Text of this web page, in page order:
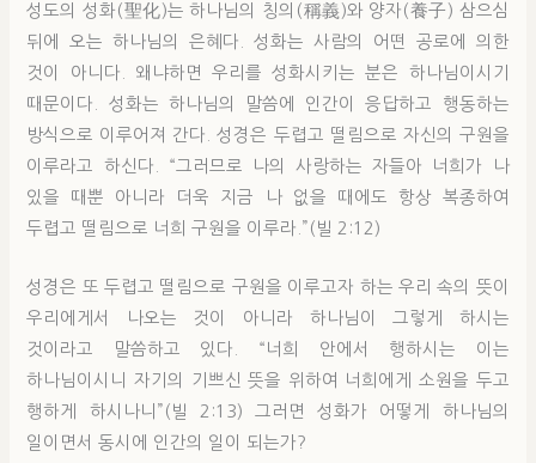
성도의 성화(聖化)는 하나님의 칭의(稱義)와 양자(養子) 삼으심
뒤에 오는 하나님의 은혜다. 성화는 사람의 어떤 공로에 의한
것이 아니다. 왜냐하면 우리를 성화시키는 분은 하나님이시기
때문이다. 성화는 하나님의 말씀에 인간이 응답하고 행동하는
방식으로 이루어져 간다. 성경은 두렵고 떨림으로 자신의 구원을
이루라고 하신다. “그러므로 나의 사랑하는 자들아 너희가 나
있을 때뿐 아니라 더욱 지금 나 없을 때에도 항상 복종하여
두렵고 떨림으로 너희 구원을 이루라.”(빌 2:12)
성경은 또 두렵고 떨림으로 구원을 이루고자 하는 우리 속의 뜻이
우리에게서 나오는 것이 아니라 하나님이 그렇게 하시는
것이라고 말씀하고 있다. “너희 안에서 행하시는 이는
하나님이시니 자기의 기쁘신 뜻을 위하여 너희에게 소원을 두고
행하게 하시나니”(빌 2:13) 그러면 성화가 어떻게 하나님의
일이면서 동시에 인간의 일이 되는가?